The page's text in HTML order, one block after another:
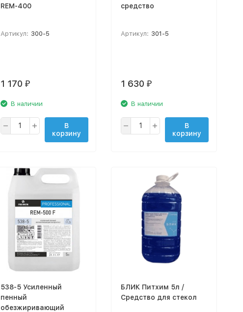
REM-400
Артикул: 300-5
1 170 ₽
В наличии
В
корзину
средство
Артикул: 301-5
1 630 ₽
В наличии
В
корзину
538-5 Усиленный
пенный
обезжиривающий
БЛИК Питхим 5л /
Средство для стекол